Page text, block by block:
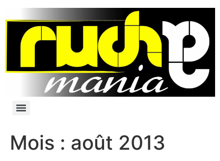
Mois : août 2013